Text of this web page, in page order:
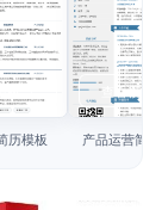
历模板
查看模板
产品运营简